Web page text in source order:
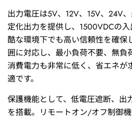
出力電圧は5V、12V、15V、24V
定化出力を提供し、1500VDCの
酷な環境下でも高い信頼性を確保
囲に対応し、最小負荷不要、無負
消費電力も非常に低く、省エネが
適です。
保護機能として、低電圧遮断、出
を搭載。リモートオン/オフ制御